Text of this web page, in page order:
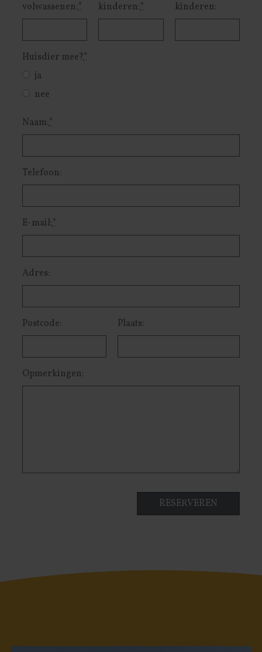
volwassenen:*
kinderen:*
kinderen:
Huisdier mee?*
ja
nee
Naam:*
Telefoon:
E-mail:*
Adres:
Postcode: Plaats:
Opmerkingen: